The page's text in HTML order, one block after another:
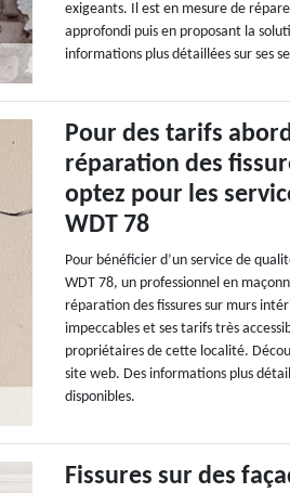
exigeants. Il est en mesure de
approfondi puis en proposant la
informations plus détaillées sur ses
Pour des tarifs
réparation des
optez pour les
WDT 78
Pour bénéficier d’un service de
WDT 78, un professionnel en
réparation des fissures sur murs
impeccables et ses tarifs très
propriétaires de cette localité.
site web. Des informations plus
disponibles.
Fissures sur des